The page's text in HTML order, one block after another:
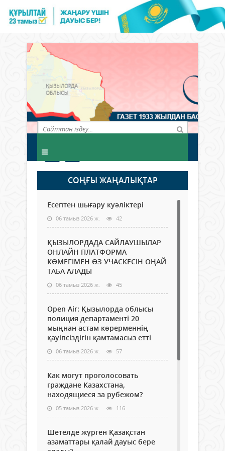
СОҢҒЫ ЖАҢАЛЫҚТАР
Есептен шығару куәліктері
06 тамыз 2026 ж. 42
ҚЫЗЫЛОРДАДА САЙЛАУШЫЛАР
ОНЛАЙН ПЛАТФОРМА
КӨМЕГІМЕН ӨЗ УЧАСКЕСІН ОҢАЙ
ТАБА АЛАДЫ
06 тамыз 2026 ж. 45
Open Air: Қызылорда облысы
полиция департаменті 20
мыңнан астам көрерменнің
қауіпсіздігін қамтамасыз етті
06 тамыз 2026 ж. 57
Как могут проголосовать
граждане Казахстана,
находящиеся за рубежом?
05 тамыз 2026 ж. 116
Шетелде жүрген Қазақстан
азаматтары қалай дауыс бере